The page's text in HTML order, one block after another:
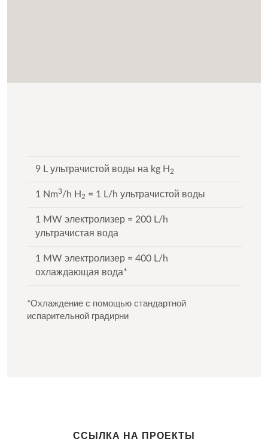
9 L ультрачистой воды на kg H 2
1 Nm3/h H 2 = 1 L/h ультрачистой воды
1 MW электролизер = 200 L/h
ультрачистая вода
1 MW электролизер = 400 L/h
охлаждающая вода*
*Охлаждение с помощью стандартной
испарительной градирни
ССЫЛКА НА ПРОЕКТЫ